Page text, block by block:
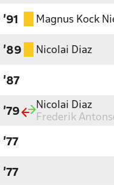
'91 Magnus Kock
'89 Nicolai Diaz
'87
'79
Nicolai Diaz
Frederik
'77
'77